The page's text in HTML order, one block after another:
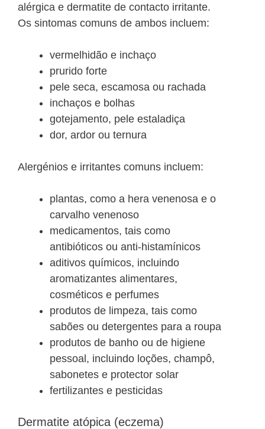
alérgica e dermatite de contacto irritante.
Os sintomas comuns de ambos incluem:
vermelhidão e inchaço
prurido forte
pele seca, escamosa ou rachada
inchaços e bolhas
gotejamento, pele estaladiça
dor, ardor ou ternura
Alergénios e irritantes comuns incluem:
plantas, como a hera venenosa e o
carvalho venenoso
medicamentos, tais como
antibióticos ou anti-histamínicos
aditivos químicos, incluindo
aromatizantes alimentares,
cosméticos e perfumes
produtos de limpeza, tais como
sabões ou detergentes para a roupa
produtos de banho ou de higiene
pessoal, incluindo loções, champô,
sabonetes e protector solar
fertilizantes e pesticidas
Dermatite atópica (eczema)